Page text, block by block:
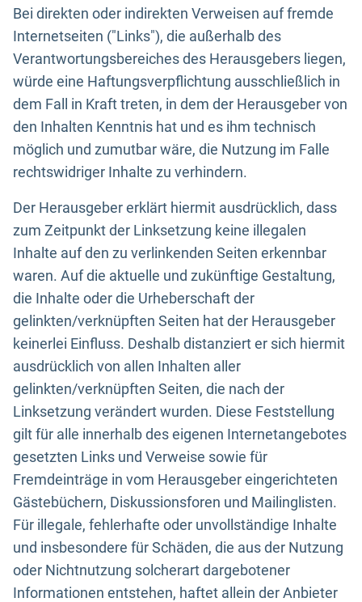
Bei direkten oder indirekten Verweisen auf fremde
Internetseiten ("Links"), die außerhalb des
Verantwortungsbereiches des Herausgebers liegen,
würde eine Haftungsverpflichtung ausschließlich in
dem Fall in Kraft treten, in dem der Herausgeber von
den Inhalten Kenntnis hat und es ihm technisch
möglich und zumutbar wäre, die Nutzung im Falle
rechtswidriger Inhalte zu verhindern.
Der Herausgeber erklärt hiermit ausdrücklich, dass
zum Zeitpunkt der Linksetzung keine illegalen
Inhalte auf den zu verlinkenden Seiten erkennbar
waren. Auf die aktuelle und zukünftige Gestaltung,
die Inhalte oder die Urheberschaft der
gelinkten/verknüpften Seiten hat der Herausgeber
keinerlei Einfluss. Deshalb distanziert er sich hiermit
ausdrücklich von allen Inhalten aller
gelinkten/verknüpften Seiten, die nach der
Linksetzung verändert wurden. Diese Feststellung
gilt für alle innerhalb des eigenen Internetangebotes
gesetzten Links und Verweise sowie für
Fremdeinträge in vom Herausgeber eingerichteten
Gästebüchern, Diskussionsforen und Mailinglisten.
Für illegale, fehlerhafte oder unvollständige Inhalte
und insbesondere für Schäden, die aus der Nutzung
oder Nichtnutzung solcherart dargebotener
Informationen entstehen, haftet allein der Anbieter